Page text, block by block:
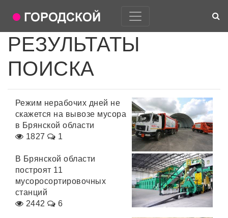
РЕЗУЛЬТАТЫ
ПОИСКА
Режим нерабочих дней не
скажется на вывозе мусора
в Брянской области
1827
1
В Брянской области
построят 11
мусоросортировочных
станций
2442
6